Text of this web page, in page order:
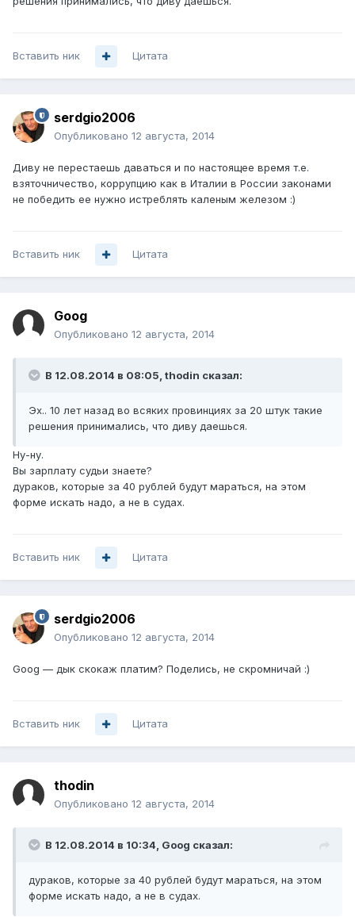
Вставить ник Цитата
serdgio2006
Опубликовано 12 августа, 2014
Диву не перестаешь даваться и по настоящее время т.е.
взяточничество, коррупцию как в Италии в России законами
не победить ее нужно истреблять каленым железом :)
Вставить ник Цитата
Goog
Опубликовано 12 августа, 2014
В 12.08.2014 в 08:05, thodin сказал:
Эх.. 10 лет назад во всяких провинциях за 20 штук такие
решения принимались, что диву даешься.
Ну-ну.
Вы зарплату судьи знаете?
дураков, которые за 40 рублей будут мараться, на этом
форме искать надо, а не в судах.
Вставить ник Цитата
serdgio2006
Опубликовано 12 августа, 2014
Goog — дык скокаж платим? Поделись, не скромничай :)
Вставить ник Цитата
thodin
Опубликовано 12 августа, 2014
В 12.08.2014 в 10:34, Goog сказал:
дураков, которые за 40 рублей будут мараться, на этом
форме искать надо, а не в судах.